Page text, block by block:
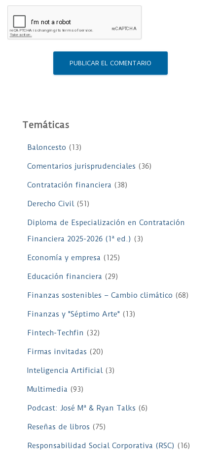
Temáticas
Baloncesto (13)
Comentarios jurisprudenciales (36)
Contratación financiera (38)
Derecho Civil(51)
Diploma de Especialización en Contratación
Financiera 2025-2026 (1ª ed.) (3)
Economía y empresa (125)
Educación financiera (29)
Finanzas sostenibles – Cambio climático (68)
Finanzas y "Séptimo Arte" (13)
Fintech-Techfin (32)
Firmas invitadas (20)
Inteligencia Artificial(3)
Multimedia (93)
Podcast: José Mª & Ryan Talks (6)
Reseñas de libros (75)
Responsabilidad Social Corporativa (RSC) (16)